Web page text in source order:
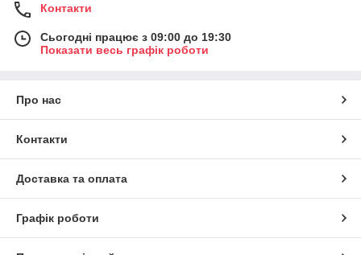
Контакти
Сьогодні працює з 09:00 до 19:30
Показати весь графік роботи
Про нас
Контакти
Доставка та оплата
Графік роботи